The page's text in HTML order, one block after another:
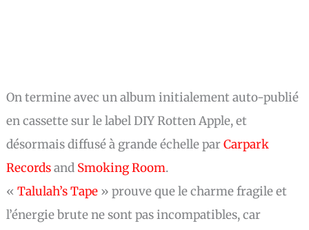
On termine avec un album initialement auto-publié
en cassette sur le label DIY Rotten Apple, et
désormais diffusé à grande échelle parCarpark
Recordsand Smoking Room.
«Talulah’s Tape » prouve que le charme fragile et
l’énergie brute ne sont pas incompatibles, car